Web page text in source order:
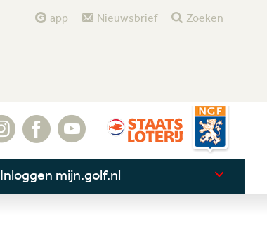
app Nieuwsbrief Zoeken
Inloggen mijn.golf.nl